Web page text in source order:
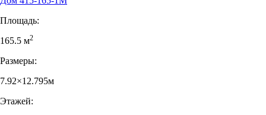
Площадь:
165.5 м2
Размеры:
7.92×12.795м
Этажей: